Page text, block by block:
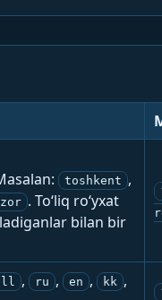
toshkent ,
. To‘liq ro‘yxat
bilan bir
, ru , en , kk ,